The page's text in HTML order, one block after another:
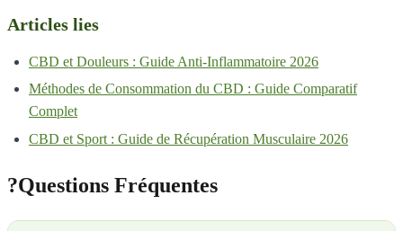
Articles lies
CBD et Douleurs : Guide Anti-Inflammatoire 2026
Méthodes de Consommation du CBD : Guide Comparatif
Complet
CBD et Sport : Guide de Récupération Musculaire 2026
?Questions Fréquentes